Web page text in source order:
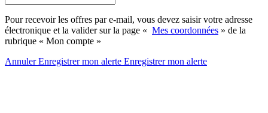
Pour recevoir les offres par e-mail, vous devez saisir votre adresse
électronique et la valider sur la page « Mes coordonnées » de la
rubrique « Mon compte »
AnnulerEnregistrer mon alerte Enregistrermon alerte